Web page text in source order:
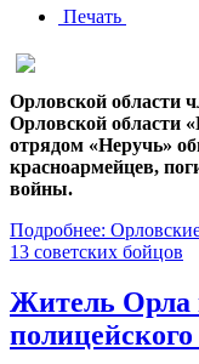
Печать
Орловской области
Орловской области
отрядом «Неручь»
красноармейцев,
войны.
Подробнее:
13 советских бойцов
Житель Орла